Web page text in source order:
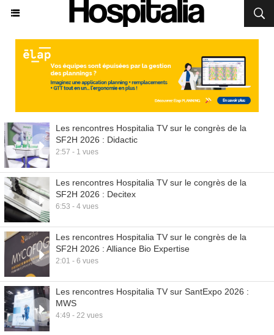
Les rencontres Hospitalia TV sur le congrès de la
SF2H 2026 : Didactic
2:57 - 1 vues
Les rencontres Hospitalia TV sur le congrès de la
SF2H 2026 : Decitex
6:53 - 4 vues
Les rencontres Hospitalia TV sur le congrès de la
SF2H 2026 : Alliance Bio Expertise
2:01 - 6 vues
Les rencontres Hospitalia TV sur SantExpo 2026 :
MWS
4:49 - 22 vues